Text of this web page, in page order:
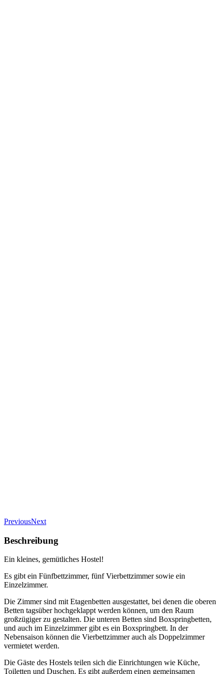
PreviousNext
Beschreibung
Ein kleines, gemütliches Hostel!
Es gibt ein Fünfbettzimmer, fünf Vierbettzimmer sowie ein
Einzelzimmer.
Die Zimmer sind mit Etagenbetten ausgestattet, bei denen die oberen
Betten tagsüber hochgeklappt werden können, um den Raum
großzügiger zu gestalten. Die unteren Betten sind Boxspringbetten,
und auch im Einzelzimmer gibt es ein Boxspringbett. In der
Nebensaison können die Vierbettzimmer auch als Doppelzimmer
vermietet werden.
Die Gäste des Hostels teilen sich die Einrichtungen wie Küche,
Toiletten und Duschen. Es gibt außerdem einen gemeinsamen